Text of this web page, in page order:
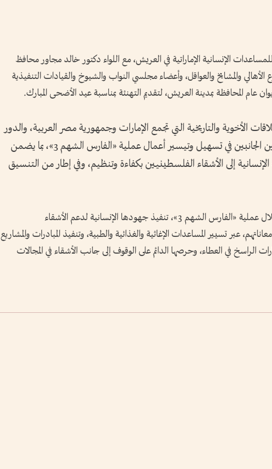
الإنسانية الإماراتية في العريش، مع اللواء دكتور خالد مجاور محافظ
والمشايخ والعواقل، وأعضاء مجلسي النواب والشيوخ والقيادات التنفيذية
عام المحافظة بمدينة العريش، لتقديم التهنئة بمناسبة عيد الأضحى المبارك.
الأخوية والتاريخية التي تجمع الإمارات وجمهورية مصر العربية، والدور
المحوري للتعاون المشترك بين الجانبين في تسهيل وتيسير أعمال عملية «الفارس الشهم 3»، بما يضمن
إلى الأشقاء الفلسطينيين بكفاءة وتنظيم، وفي إطار من التنسيق
وتواصل دولة الإمارات، من خلال عملية «الفارس الشهم 3»، تنفيذ جهودها الإنسانية لدعم الأشقاء
عبر تسيير المساعدات الإغاثية والغذائية والطبية، وتنفيذ المبادرات والمشاريع
الراسخ في العطاء، وحرصها الدائم على الوقوف إلى جانب الأشقاء في المجالات